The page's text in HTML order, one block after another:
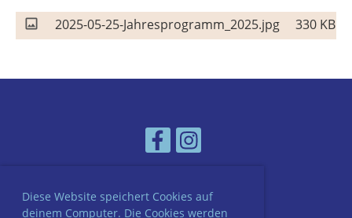
Diese Website speichert Cookies auf
deinem Computer. Die Cookies werden
2025-05-25-Jahresprogramm_2025.jpg 330 KB
© STV Safenwil